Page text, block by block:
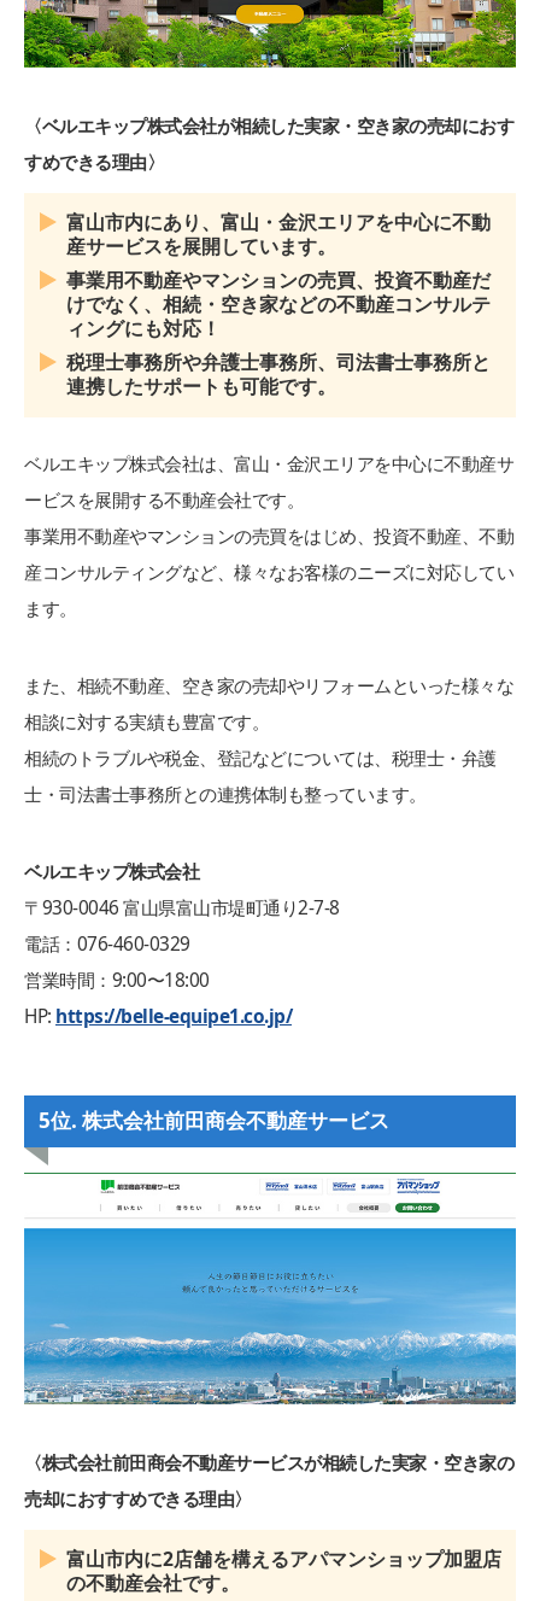
〈ベルエキップ株式会社が相続した実家・空き家の売却におす
すめできる理由〉
富山市内にあり、富山・金沢エリアを中心に不動
産サービスを展開しています。
事業用不動産やマンションの売買、投資不動産だ
けでなく、相続・空き家などの不動産コンサルテ
ィングにも対応！
税理士事務所や弁護士事務所、司法書士事務所と
連携したサポートも可能です。
ベルエキップ株式会社は、富山・金沢エリアを中心に不動産サ
ービスを展開する不動産会社です。
事業用不動産やマンションの売買をはじめ、投資不動産、不動
産コンサルティングなど、様々なお客様のニーズに対応してい
ます。
また、相続不動産、空き家の売却やリフォームといった様々な
相談に対する実績も豊富です。
相続のトラブルや税金、登記などについては、税理士・弁護
士・司法書士事務所との連携体制も整っています。
ベルエキップ株式会社
〒930-0046 富山県富山市堤町通り2-7-8
電話：076-460-0329
営業時間：9:00〜18:00
HP: https://belle-equipe1.co.jp/
5位. 株式会社前田商会不動産サービス
〈株式会社前田商会不動産サービスが相続した実家・空き家の
売却におすすめできる理由〉
富山市内に2店舗を構えるアパマンショップ加盟店
の不動産会社です。